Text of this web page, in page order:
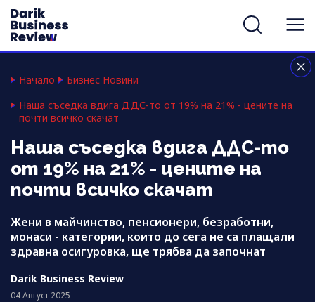
Начало
Бизнес Новини
Наша съседка вдига ДДС-то от 19% на 21% - цените на
почти всичко скачат
Наша съседка вдига ДДС-то
от 19% на 21% - цените на
почти всичко скачат
Жени в майчинство, пенсионери, безработни,
монаси - категории, които до сега не са плащали
здравна осигуровка, ще трябва да започнат
Darik Business Review
04 Август 2025